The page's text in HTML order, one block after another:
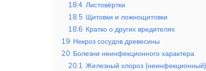
18.4 Листовёртки
18.5 Щитовки и ложнощитовки
18.6 Кратко о других вредителях
19 Некроз сосудов древесины
20 Болезни неинфекционного характера
20.1 Железный хлороз (неинфекционный)